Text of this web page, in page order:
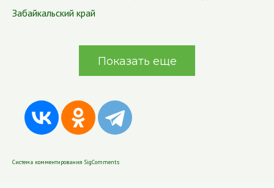
Забайкальский край
Показать еще
Система комментирования SigComments